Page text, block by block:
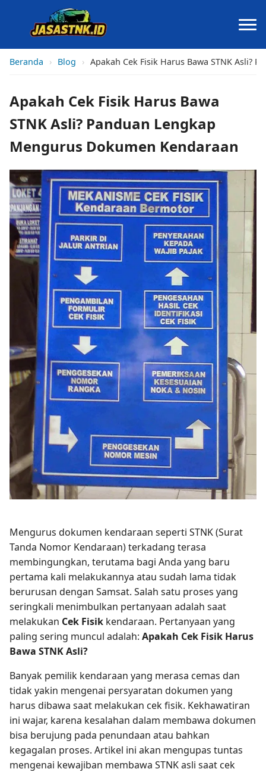
Beranda › Blog › Apakah Cek Fisik Harus Bawa STNK Asli?
Apakah Cek Fisik Harus Bawa
STNK Asli? Panduan Lengkap
Mengurus Dokumen Kendaraan
Mengurus dokumen kendaraan seperti STNK (Surat
Tanda Nomor Kendaraan) terkadang terasa
membingungkan, terutama bagi Anda yang baru
pertama kali melakukannya atau sudah lama tidak
berurusan dengan Samsat. Salah satu proses yang
seringkali menimbulkan pertanyaan adalah saat
melakukan Cek Fisik kendaraan. Pertanyaan yang
paling sering muncul adalah: Apakah Cek Fisik Harus
Bawa STNK Asli?
Banyak pemilik kendaraan yang merasa cemas dan
tidak yakin mengenai persyaratan dokumen yang
harus dibawa saat melakukan cek fisik. Kekhawatiran
ini wajar, karena kesalahan dalam membawa dokumen
bisa berujung pada penundaan atau bahkan
kegagalan proses. Artikel ini akan mengupas tuntas
mengenai kewajiban membawa STNK asli saat cek